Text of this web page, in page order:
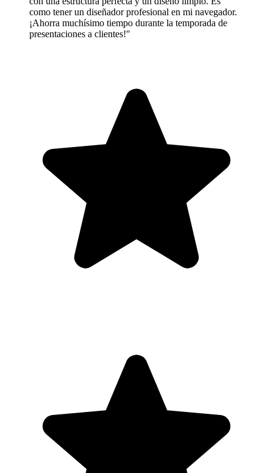
como tener un diseñador profesional en mi navegador.
¡Ahorra muchísimo tiempo durante la temporada de
presentaciones a clientes!"